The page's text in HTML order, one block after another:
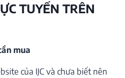
TUYẾN TRÊN
mua
của IJC và chưa biết nên